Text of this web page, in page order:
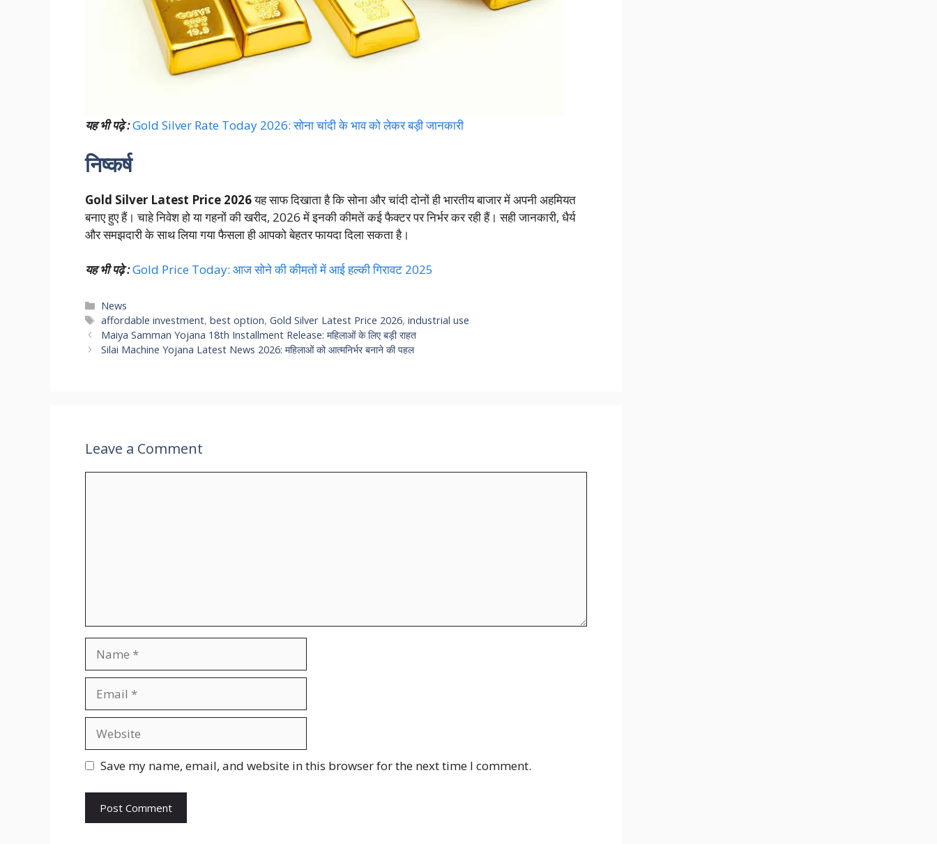
यह भी पढ़े :Gold Silver Rate Today 2026: सोना चांदी के भाव को लेकर बड़ी जानकारी
निष्कर्ष
Gold Silver Latest Price 2026यह साफ दिखाता है कि सोना और चांदी दोनों ही भारतीय बाजार में अपनी अहमियत
बनाए हुए हैं। चाहे निवेश हो या गहनों की खरीद, 2026 में इनकी कीमतें कई फैक्टर पर निर्भर कर रही हैं। सही जानकारी, धैर्य
और समझदारी के साथ लिया गया फैसला ही आपको बेहतर फायदा दिला सकता है।
यह भी पढ़े :Gold Price Today: आज सोने की कीमतों में आई हल्की गिरावट 2025
Categories
News
Tags
affordable investment,best option,Gold Silver Latest Price 2026,industrial use
Maiya Samman Yojana 18th Installment Release: महिलाओं के लिए बड़ी राहत
Silai Machine Yojana Latest News 2026: महिलाओं को आत्मनिर्भर बनाने की पहल
Leave a Comment
Save my name, email, and website in this browser for the next time I comment.